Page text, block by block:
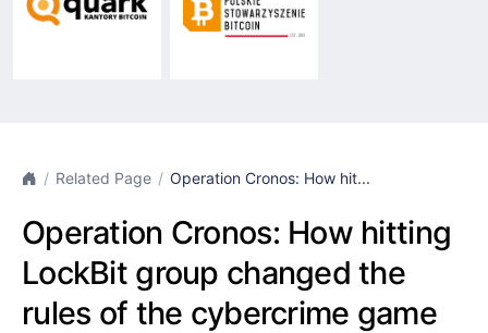
Related Page Operation Cronos: How hit...
Operation Cronos: How hitting
LockBit group changed the
rules of the cybercrime game